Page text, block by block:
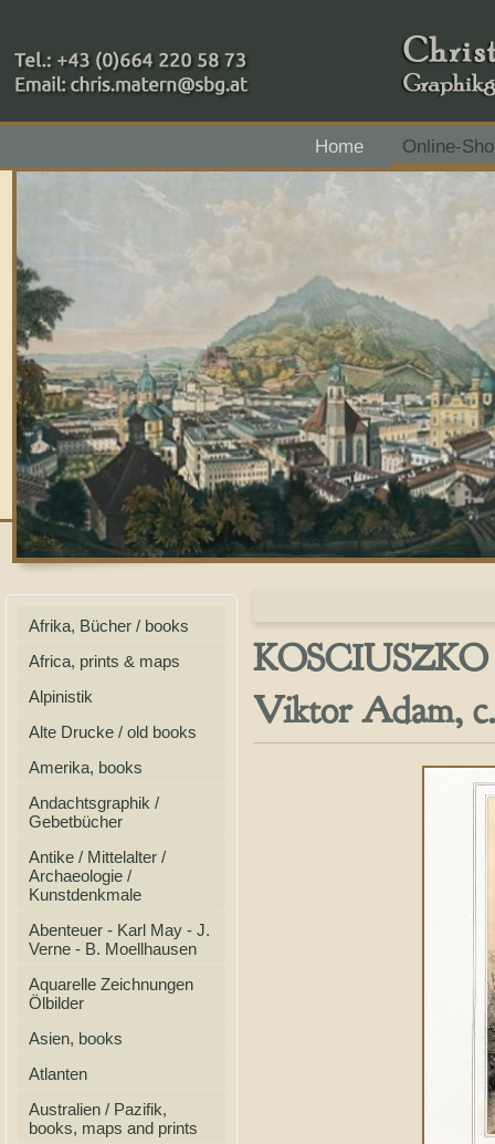
+43 (0)664 220 58 73
Home
Online-
Zahlungsmethoden: RAIBA - Flachgau Mitte - IBAN
Afrika, Bücher / books
Africa, prints & maps
Alpinistik
Alte Drucke / old books
Amerika, books
Andachtsgraphik /
Gebetbücher
Antike / Mittelalter /
Archaeologie /
Kunstdenkmale
Abenteuer - Karl May - J.
Verne - B. Moellhausen
Aquarelle Zeichnungen
Ölbilder
Asien, books
Atlanten
Australien / Pazifik,
books, maps and prints
KOSCIUSZKO
Viktor Adam,